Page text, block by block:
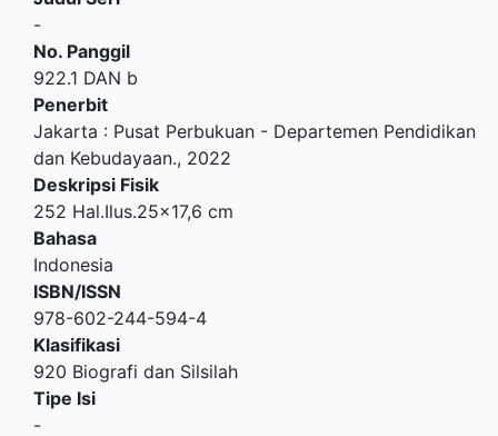
-
No. Panggil
922.1 DAN b
Penerbit
Jakarta : Pusat Perbukuan - Departemen Pendidikan
dan Kebudayaan., 2022
Deskripsi Fisik
252 Hal.Ilus.25x17,6 cm
Bahasa
Indonesia
ISBN/ISSN
978-602-244-594-4
Klasifikasi
920 Biografi dan Silsilah
Tipe Isi
-